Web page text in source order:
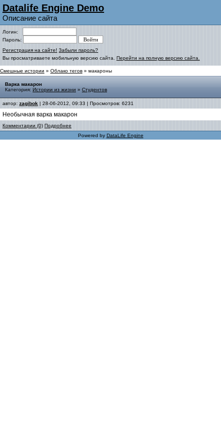
Datalife Engine Demo
Описание сайта
Логин:
Пароль:
Регистрация на сайте! Забыли пароль?
Вы просматриваете мобильную версию сайта. Перейти на полную версию сайта.
Смешные истории » Облако тегов » макароны
Варка макарон
Категория: Истории из жизни » Студентов
автор: zagibok | 28-06-2012, 09:33 | Просмотров: 6231
Необычная варка макарон
Комментарии (0) Подробнее
Powered by DataLife Engine